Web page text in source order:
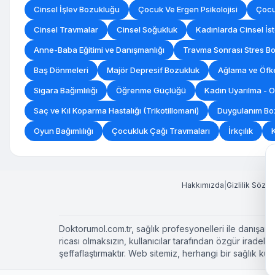
Cinsel İşlev Bozukluğu Çocuk Ve Ergen Psikolojisi
Cinsel Travmalar Cinsel Soğukluk Kadınlarda Cinsel
Anne-Baba Eğitimi ve Danışmanlığı Travma Sonrası Stres
Baş Dönmeleri Majör Depresif Bozukluk Ağlama ve
Sigara Bağımlılığı Öğrenme Güçlüğü Kadın Uyarılma -
Saç ve Kıl Koparma Hastalığı (Trikotillomani) Duygulanım
Oyun Bağımlılığı Çocukluk Çağı Travmaları İrkçılık
Hakkımızda Gizlilik
Doktorumol.com.tr, sağlık profesyonelleri ile
ricası olmaksızın, kullanıcılar tarafından özgür
şeffaflaştırmaktır. Web sitemiz, herhangi bir sağlık